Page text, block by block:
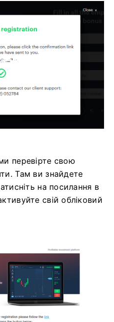
перевірте свою
Там ви знайдете
на посилання в
свій обліковий